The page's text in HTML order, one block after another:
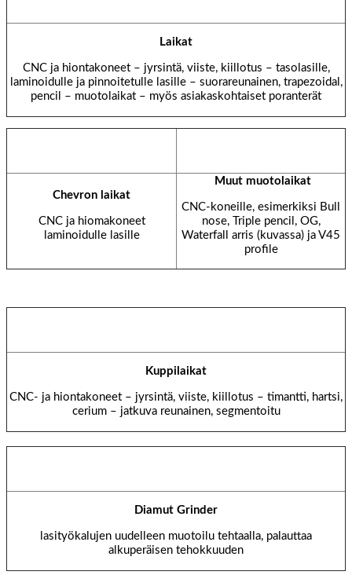
Laikat
CNC ja hiontakoneet – jyrsintä, viiste, kiillotus – tasolasille,
laminoidulle ja pinnoitetulle lasille – suorareunainen, trapezoidal,
pencil – muotolaikat – myös asiakaskohtaiset poranterät
Chevron laikat
CNC ja hiomakoneet
laminoidulle lasille
Muut muotolaikat
CNC-koneille, esimerkiksi Bull
nose, Triple pencil, OG,
Waterfall arris (kuvassa) ja V45
profile
Kuppilaikat
CNC- ja hiontakoneet – jyrsintä, viiste, kiillotus – timantti, hartsi,
cerium – jatkuva reunainen, segmentoitu
Diamut Grinder
lasityökalujen uudelleen muotoilu tehtaalla, palauttaa
alkuperäisen tehokkuuden